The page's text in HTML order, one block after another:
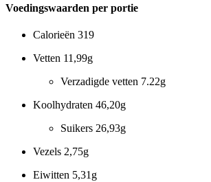
Voedingswaarden per portie
Calorieën 319
Vetten 11,99g
Verzadigde vetten 7.22g
Koolhydraten 46,20g
Suikers 26,93g
Vezels 2,75g
Eiwitten 5,31g